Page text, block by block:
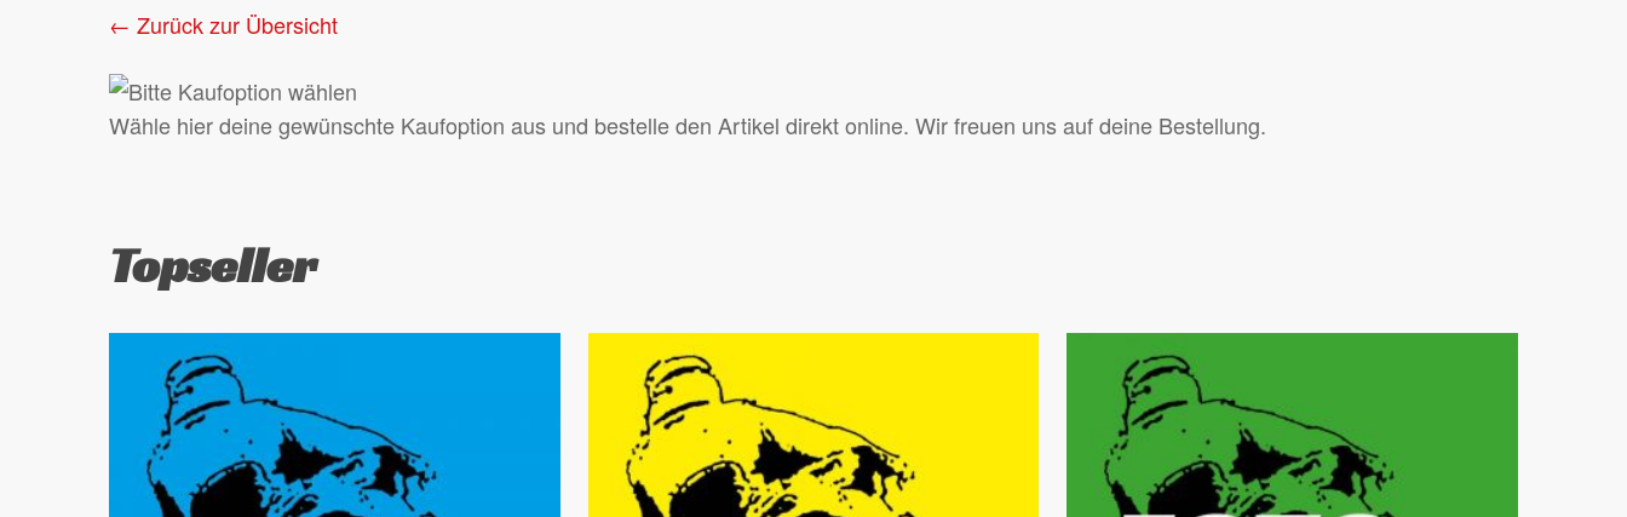
← Zurück zur Übersicht
Wähle hier deine gewünschte Kaufoption aus und bestelle den Artikel direkt online. Wir freuen uns auf deine Bestellung.
Topseller